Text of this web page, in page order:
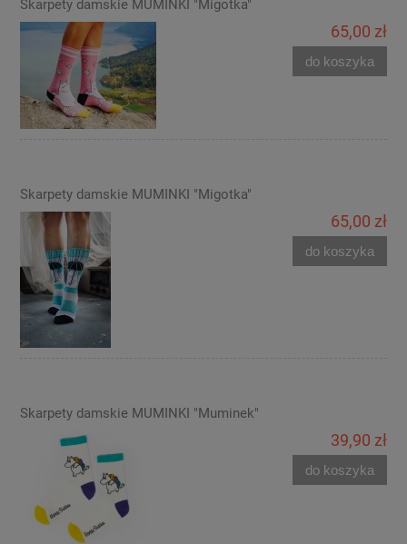
Skarpety damskie MUMINKI "Migotka"
65,00 zł
do koszyka
Skarpety damskie MUMINKI "Migotka"
65,00 zł
do koszyka
Skarpety damskie MUMINKI "Muminek"
39,90 zł
do koszyka